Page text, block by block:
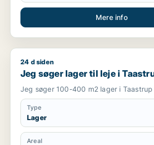
Mere info
Jeg søger lager til leje i Taastrup
24 d siden
Jeg søger lager til leje i
Jeg søger 100-400 m2 lager i Taastrup
Type
Lager
Areal